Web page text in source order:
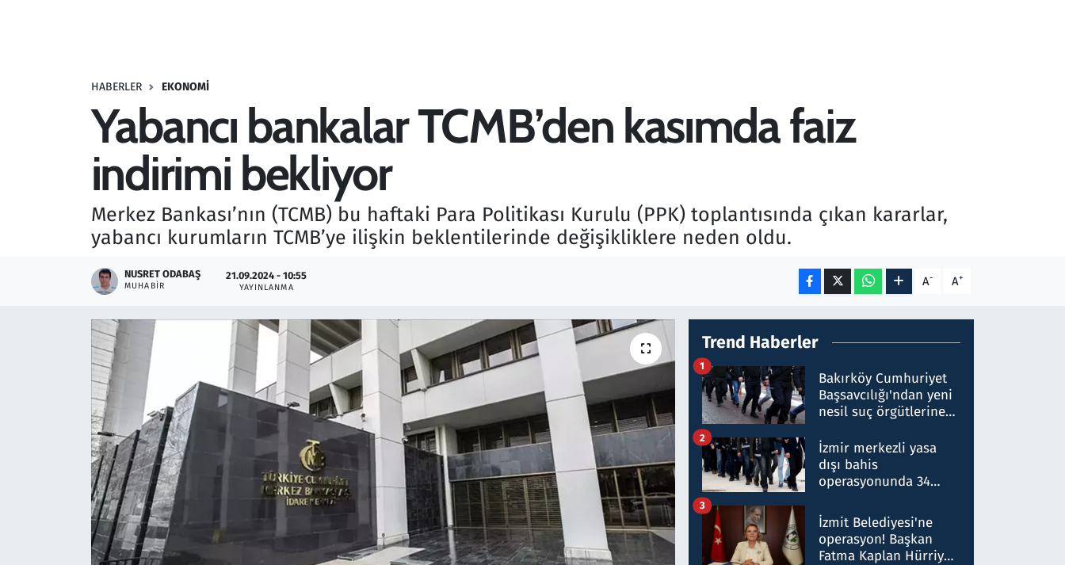
HABERLER EKONOMI
Yabancı bankalar TCMB’den kasımda faiz
indirimi bekliyor
Merkez Bankası’nın (TCMB) bu haftaki Para Politikası Kurulu (PPK) toplantısında çıkan kararlar,
yabancı kurumların TCMB’ye ilişkin beklentilerinde değişikliklere neden oldu.
NUSRET ODABAŞ
MUHABIR
21.09.2024 - 10:55
YAYINLANMA A- A+
Trend Haberler
Bakırköy Cumhuriyet
Başsavcılığı'ndan yeni
nesil suç örgütlerine
hakkında gözaltı kararı
1
İzmir merkezli yasa
dışı bahis
operasyonunda 34
Milyar liralık para
trafiği tespit edildi
2
İzmit Belediyesi'ne
operasyon! Başkan
Fatma Kaplan Hürriyet
3
Savunma Sanayi
Teknoloji ve Bilim
Televizyon